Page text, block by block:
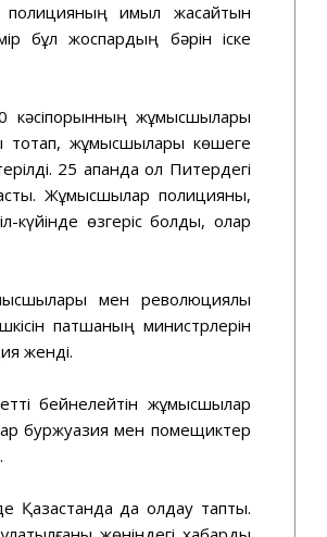
қимыл жасайтын
бұл жоспардың бәрін іске
кәсіпорынның жұмысшылары
тоқтап, жұмысшылары көшеге
25 ақпанда ол Питердегі
Жұмысшылар полицияны,
күйінде өзгеріс болды, олар
мен революциялық
патшаның министрлерін
женді.
бейнелейтін жұмысшылар
буржуазия мен помещиктер
Қазақстанда да қолдау тапты.